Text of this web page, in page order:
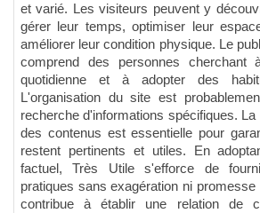
et varié. Les visiteurs peuvent y
gérer leur temps, optimiser leur
améliorer leur condition physique. Le
comprend des personnes cherchant
quotidienne et à adopter des
L'organisation du site est
recherche d'informations spécifiques.
des contenus est essentielle pour
restent pertinents et utiles. En
factuel, Très Utile s'efforce de
pratiques sans exagération ni
contribue à établir une relation de